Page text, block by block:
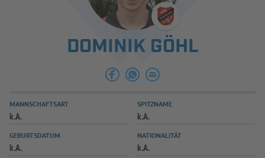
SPIELBETRIEB & VERBANDSLEBEN
AUSBILDUNG & FÖRDERUNG
SPIELPLUS
DOMINIK GÖHL
MANNSCHAFTSART
k.A.
SPITZNAME
k.A.
GEBURTSDATUM
k.A.
NATIONALITÄT
k.A.